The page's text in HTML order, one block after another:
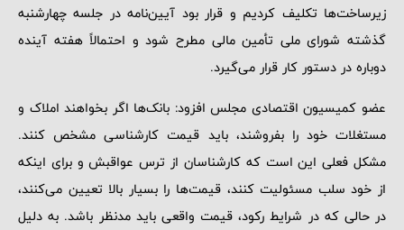
زیرساخت‌ها تکلیف کردیم و قرار بود آیین‌نامه در جلسه چهارشنبه
گذشته شورای ملی تأمین مالی مطرح شود و احتمالاً هفته آینده
دوباره در دستور کار قرار می‌گیرد.
عضو کمیسیون اقتصادی مجلس افزود: بانک‌ها اگر بخواهند املاک و
مستغلات خود را بفروشند، باید قیمت کارشناسی مشخص کنند.
مشکل فعلی این است که کارشناسان از ترس عواقبش و برای اینکه
از خود سلب مسئولیت کنند، قیمت‌ها را بسیار بالا تعیین می‌کنند،
در حالی که در شرایط رکود، قیمت‌ واقعی باید مدنظر باشد. به دلیل